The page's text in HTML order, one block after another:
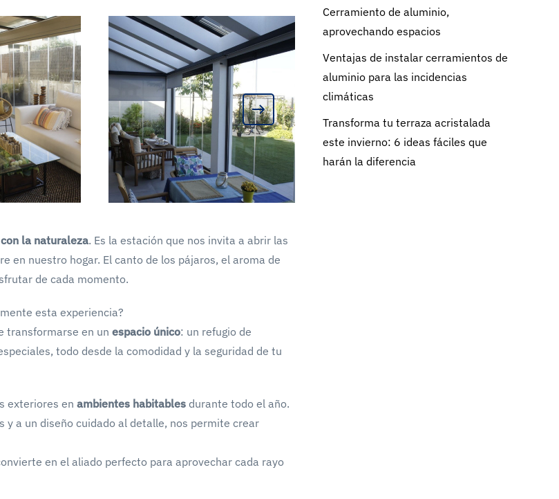
la naturaleza. Es la estación que nos invita a abrir las
en nuestro hogar. El canto de los pájaros, el aroma de
de cada momento.
esta experiencia?
transformarse en un espacio único: un refugio de
todo desde la comodidad y la seguridad de tu
exteriores en ambientes habitables durante todo el año.
a un diseño cuidado al detalle, nos permite crear
en el aliado perfecto para aprovechar cada rayo
Cerramiento de aluminio,
aprovechando espacios
Ventajas de instalar cerramientos de
aluminio para las incidencias
climáticas
Transforma tu terraza acristalada
este invierno: 6 ideas fáciles que
harán la diferencia